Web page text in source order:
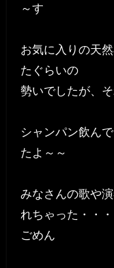
～す
お気に入りの天
たぐらいの
勢いでしたが、
シャンパン飲ん
たよ～～
みなさんの歌や
れちゃった・・・
ごめん